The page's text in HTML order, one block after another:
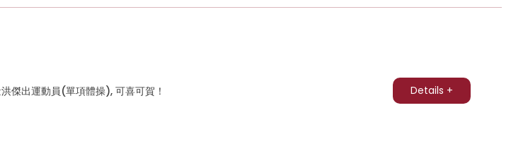
傑出運動員(單項體操), 可喜可賀！ Details +